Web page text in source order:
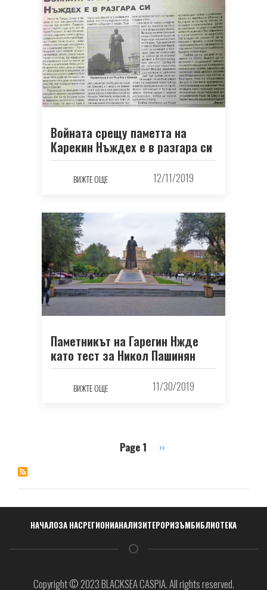
Войната срещу паметта на
Карекин Нъждех е в разгара си
ВИЖТЕ ОЩЕ 12/11/2019
Паметникът на Гарегин Нжде
като тест за Никол Пашинян
ВИЖТЕ ОЩЕ 11/30/2019
Page 1
Next
››
Навигация
НАЧАЛОЗА НАСРЕГИОНИАНАЛИЗИТЕРОРИЗЪМБИБЛИОТЕКА
Copyright © 2023 BLACKSEA CASPIA. All rights reserved.